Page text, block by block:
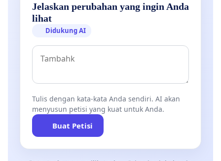
Jelaskan perubahan yang ingin Anda
lihat
Didukung AI
Tulis dengan kata-kata Anda sendiri. AI akan
menyusun petisi yang kuat untuk Anda.
Buat Petisi